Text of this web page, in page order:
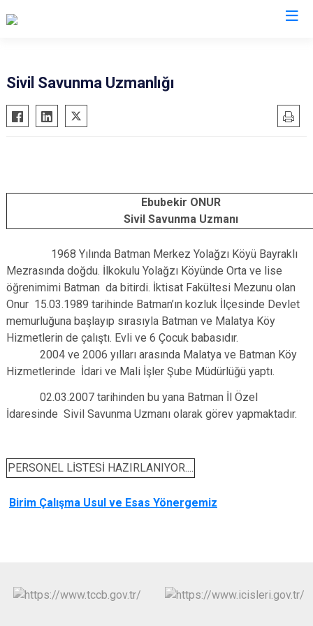
Sivil Savunma Uzmanlığı
Ebubekir ONUR
Sivil Savunma Uzmanı
1968 Yılında Batman Merkez Yolağzı Köyü Bayraklı
Mezrasında doğdu. İlkokulu Yolağzı Köyünde Orta ve lise
öğrenimimi Batman da bitirdi. İktisat Fakültesi Mezunu olan
Onur 15.03.1989 tarihinde Batman’ın kozluk İlçesinde Devlet
memurluğuna başlayıp sırasıyla Batman ve Malatya Köy
Hizmetlerin de çalıştı. Evli ve 6 Çocuk babasıdır.
2004 ve 2006 yılları arasında Malatya ve Batman Köy
Hizmetlerinde İdari ve Mali İşler Şube Müdürlüğü yaptı.
02.03.2007 tarihinden bu yana Batman İl Özel
İdaresinde Sivil Savunma Uzmanı olarak görev yapmaktadır.
PERSONEL LİSTESİ HAZIRLANIYOR....
Birim Çalışma Usul ve Esas Yönergemiz